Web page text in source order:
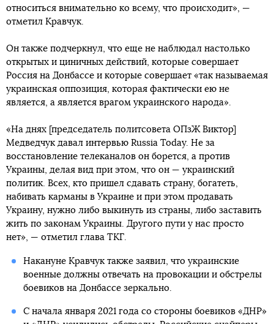
относиться внимательно ко всему, что происходит», —
отметил Кравчук.
Он также подчеркнул, что еще не наблюдал настолько
открытых и циничных действий, которые совершает
Россия на Донбассе и которые совершает «так называемая
украинская оппозиция, которая фактически ею не
является, а является врагом украинского народа».
«На днях [председатель политсовета ОПзЖ Виктор]
Медведчук давал интервью Russia Today. Не за
восстановление телеканалов он борется, а против
Украины, делая вид при этом, что он — украинский
политик. Всех, кто пришел сдавать страну, богатеть,
набивать карманы в Украине и при этом продавать
Украину, нужно либо выкинуть из страны, либо заставить
жить по законам Украины. Другого пути у нас просто
нет», — отметил глава ТКГ.
Накануне Кравчук также заявил, что украинские
военные должны отвечать на провокации и обстрелы
боевиков на Донбассе зеркально.
С начала января 2021 года со стороны боевиков «ДНР»